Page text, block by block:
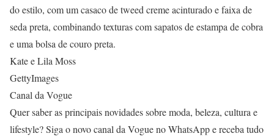
do estilo, com um casaco de tweed creme acinturado e faixa de
seda preta, combinando texturas com sapatos de estampa de cobra
e uma bolsa de couro preta.
Kate e Lila Moss
GettyImages
Canal da Vogue
Quer saber as principais novidades sobre moda, beleza, cultura e
lifestyle? Siga o novo canal da Vogue no WhatsApp e receba tudo